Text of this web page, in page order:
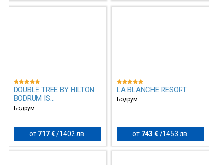
DOUBLE TREE BY HILTON
BODRUM IS...
Бодрум
от 717 € / 1402 лв.
LA BLANCHE RESORT
Бодрум
от 743 €/ 1453 лв.